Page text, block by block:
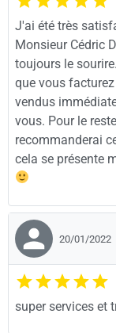
J'ai été très
Monsieur Cédric
toujours le
que vous
vendus
vous. Pour le
recommanderai
cela se présente
20/01/2022
super services et